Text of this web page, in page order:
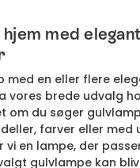
med
med en eller flere
vores brede udvalg
om du søger
farver eller med
vi en lampe, der
gulvlampe kan